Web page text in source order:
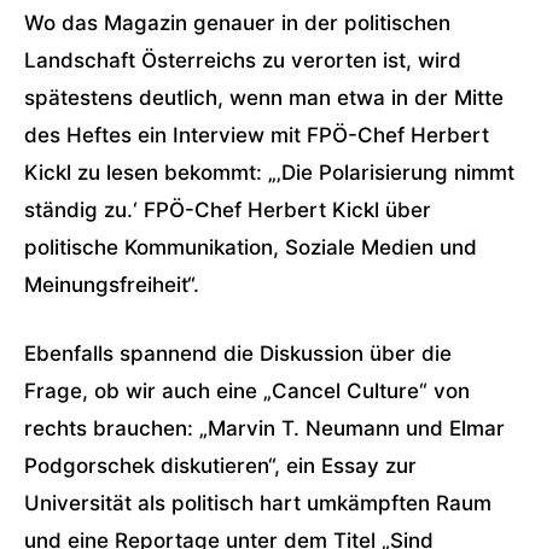
Wo das Magazin genauer in der politischen
Landschaft Österreichs zu verorten ist, wird
spätestens deutlich, wenn man etwa in der Mitte
des Heftes ein Interview mit FPÖ-Chef Herbert
Kickl zu lesen bekommt: „‚Die Polarisierung nimmt
ständig zu.‘ FPÖ-Chef Herbert Kickl über
politische Kommunikation, Soziale Medien und
Meinungsfreiheit“.
Ebenfalls spannend die Diskussion über die
Frage, ob wir auch eine „Cancel Culture“ von
rechts brauchen: „Marvin T. Neumann und Elmar
Podgorschek diskutieren“, ein Essay zur
Universität als politisch hart umkämpften Raum
und eine Reportage unter dem Titel „Sind